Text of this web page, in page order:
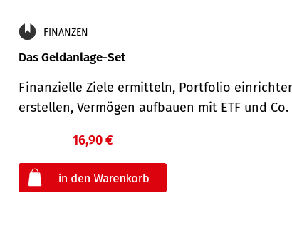
FINANZEN
Das Geldanlage-Set
Finanzielle Ziele ermitteln, Portfolio
erstellen, Vermögen aufbauen mit ETF und
16,90 €